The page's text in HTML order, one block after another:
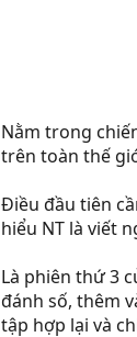
Nằm trong
trên toàn thế
Điều đầu tiên
hiểu NT là viết
Là phiên thứ 3
đánh số, thêm
tập hợp lại và